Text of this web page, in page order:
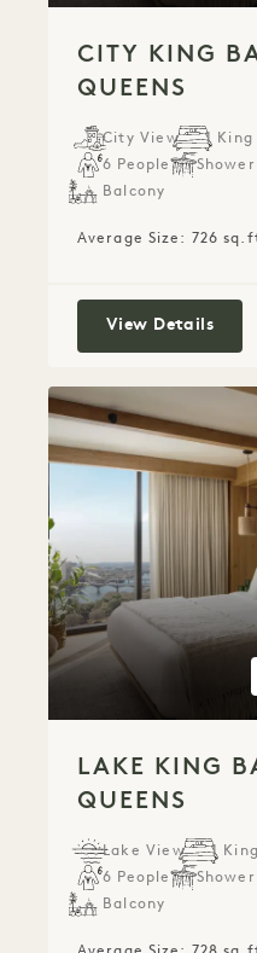
CITY KING
QUEENS
City View
1 King
6 People
Balcony
Average Size: 726
View DetailsCity
LAKE KING
QUEENS
Lake View
1
6 People
Balcony